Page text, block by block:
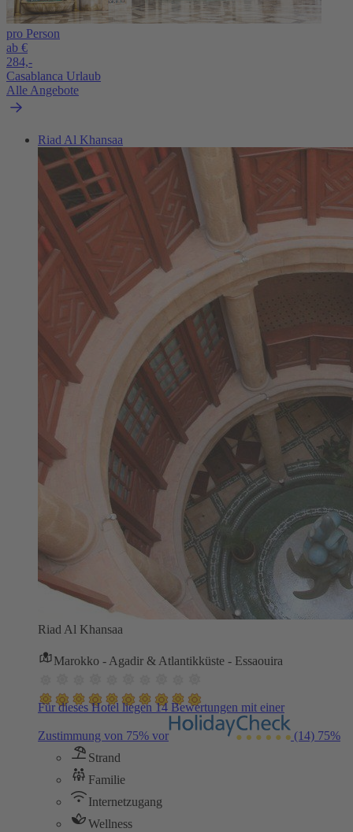
pro Person
ab €
284,-
Casablanca Urlaub
Alle Angebote
Riad Al Khansaa
Riad Al Khansaa
Marokko - Agadir & Atlantikküste - Essaouira
Für dieses Hotel liegen 14 Bewertungen mit einer
Zustimmung von 75% vor (14) 75%
Strand
Familie
Internetzugang
Wellness